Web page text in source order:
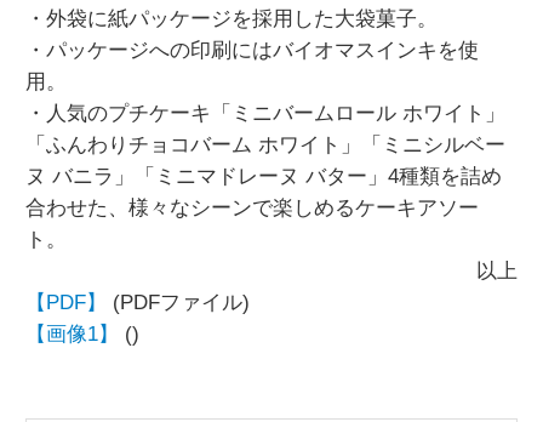
・外袋に紙パッケージを採用した大袋菓子。
・パッケージへの印刷にはバイオマスインキを使
用。
・人気のプチケーキ「ミニバームロール ホワイト」
「ふんわりチョコバーム ホワイト」「ミニシルベー
ヌ バニラ」「ミニマドレーヌ バター」4種類を詰め
合わせた、様々なシーンで楽しめるケーキアソー
ト。
以上
【PDF】
(PDFファイル)
【画像1】
()